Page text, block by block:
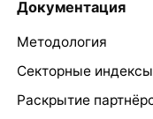
Документация
Методология
Секторные индексы
Раскрытие